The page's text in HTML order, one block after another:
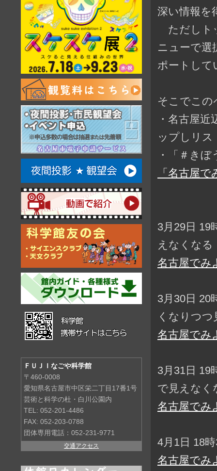
深い情報を
ただしト
ニューで選
ポートして
そこでこの
・名古屋
ップしリ
・「＃き
「名古屋
3月29日 19
えなくなる
名古屋でみ
3月30日 20
くなりつ
名古屋でみ
3月31日 19
で見えなく
名古屋でみ
4月1日 18
名古屋でみ
ＦＵＪＩなごや科学館
〒460-0008
愛知県名古屋市中区栄二丁目17番1号
芸術と科学の杜・白川公園内
TEL: 052-201-4486
FAX: 052-203-0788
団体専用電話：052-231-9771
交通アクセス